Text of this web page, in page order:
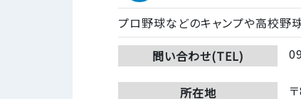
プロ野球などのキャンプや高校野
問い合わせ(TEL)
所在地